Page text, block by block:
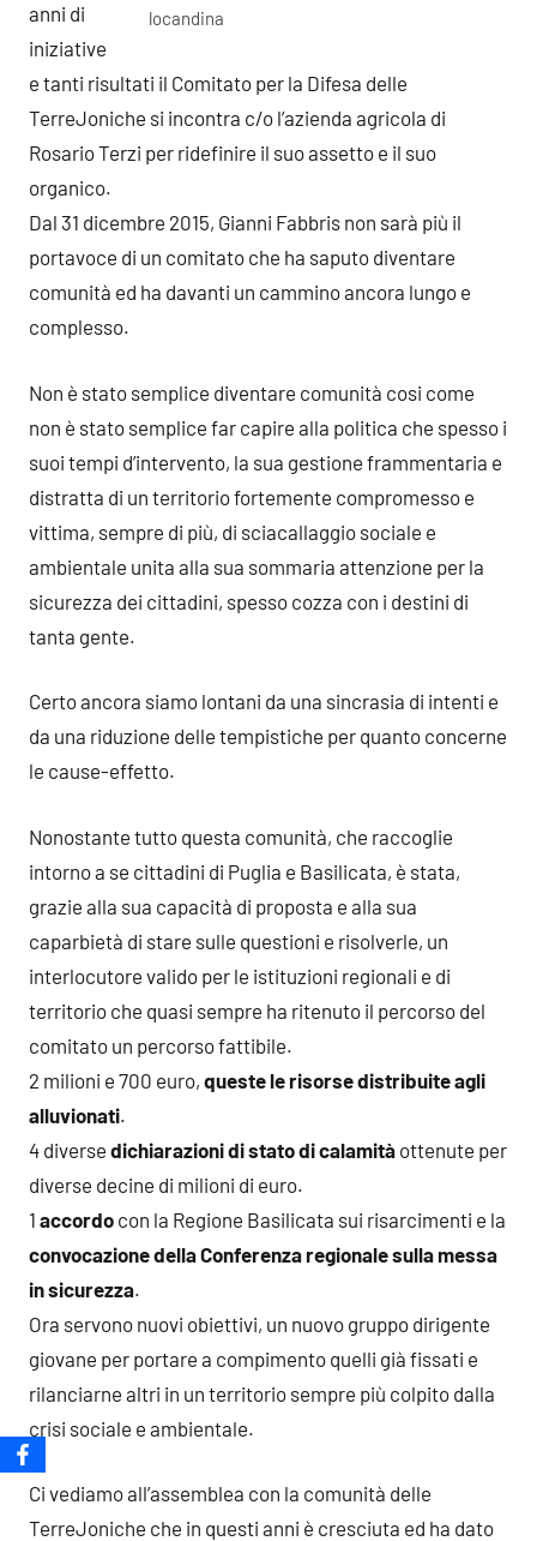
locandina
anni di
iniziative
e tanti risultati il Comitato per la Difesa delle
TerreJoniche si incontra c/o l’azienda agricola di
Rosario Terzi per ridefinire il suo assetto e il suo
organico.
Dal 31 dicembre 2015, Gianni Fabbris non sarà più il
portavoce di un comitato che ha saputo diventare
comunità ed ha davanti un cammino ancora lungo e
complesso.
Non è stato semplice diventare comunità cosi come
non è stato semplice far capire alla politica che spesso i
suoi tempi d’intervento, la sua gestione frammentaria e
distratta di un territorio fortemente compromesso e
vittima, sempre di più, di sciacallaggio sociale e
ambientale unita alla sua sommaria attenzione per la
sicurezza dei cittadini, spesso cozza con i destini di
tanta gente.
Certo ancora siamo lontani da una sincrasia di intenti e
da una riduzione delle tempistiche per quanto concerne
le cause-effetto.
Nonostante tutto questa comunità, che raccoglie
intorno a se cittadini di Puglia e Basilicata, è stata,
grazie alla sua capacità di proposta e alla sua
caparbietà di stare sulle questioni e risolverle, un
interlocutore valido per le istituzioni regionali e di
territorio che quasi sempre ha ritenuto il percorso del
comitato un percorso fattibile.
2 milioni e 700 euro, queste le risorse distribuite agli
alluvionati.
4 diverse dichiarazioni di stato di calamità ottenute per
diverse decine di milioni di euro.
1 accordo con la Regione Basilicata sui risarcimenti e la
convocazione della Conferenza regionale sulla messa
in sicurezza.
Ora servono nuovi obiettivi, un nuovo gruppo dirigente
giovane per portare a compimento quelli già fissati e
rilanciarne altri in un territorio sempre più colpito dalla
crisi sociale e ambientale.
Ci vediamo all’assemblea con la comunità delle
TerreJoniche che in questi anni è cresciuta ed ha dato